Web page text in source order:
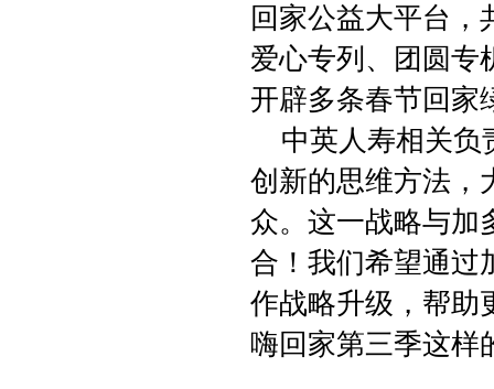
回家公益大平台
爱心专列、团圆专
开辟多条春节回
中英人寿相关负
创新的思维方法，
众。这一战略与加
合！我们希望通过
作战略升级，帮助
嗨回家第三季这